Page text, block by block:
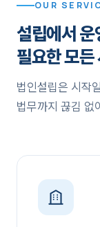
OUR
설립에서 운
필요한 모
법인설립은 시작
법무까지 끊김 없